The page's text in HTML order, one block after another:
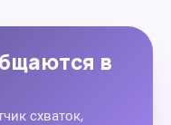
в
схваток,